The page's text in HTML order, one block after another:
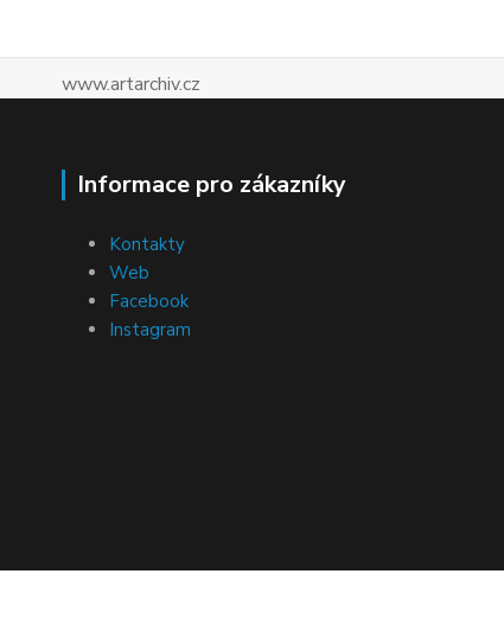
www.artarchiv.cz
Informace pro zákazníky
Kontakty
Web
Facebook
Instagram